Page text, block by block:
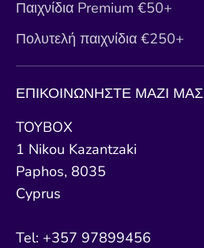
Παιχνίδια Premium €50+
Πολυτελή παιχνίδια €250+
ΕΠΙΚΟΙΝΩΝΗΣΤΕ ΜΑΖΙ ΜΑΣ
TOYBOX
1 Nikou Kazantzaki
Paphos, 8035
Cyprus
Tel: +357 97899456